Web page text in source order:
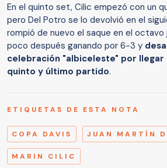
En el quinto set, Cilic empezó con un
pero Del Potro se lo devolvió en el
rompió de nuevo el saque en el octavo
poco después ganando por 6-3 y
celebración "albiceleste" por llegar
quinto y último partido.
ETIQUETAS DE ESTA NOTA
COPA DAVIS JUAN MARTÍN
MARIN CILIC